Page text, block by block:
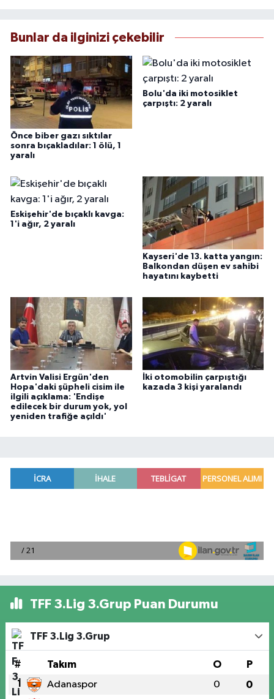
Bunlar da ilginizi çekebilir
Önce biber gazı sıktılar
sonra bıçakladılar: 1 ölü, 1
yaralı
Bolu'da iki motosiklet
çarpıştı: 2 yaralı
Eskişehir'de bıçaklı kavga:
1'i ağır, 2 yaralı
Kayseri'de 13. katta yangın:
Balkondan düşen ev sahibi
hayatını kaybetti
Artvin Valisi Ergün'den
Hopa'daki şüpheli cisim ile
ilgili açıklama: 'Endişe
edilecek bir durum yok, yol
yeniden trafiğe açıldı'
İki otomobilin çarpıştığı
kazada 3 kişi yaralandı
TFF 3.Lig 3.Grup Puan Durumu
TFF 3.Lig 3.Grup
# Takım O P
1 Adanaspor 0 0